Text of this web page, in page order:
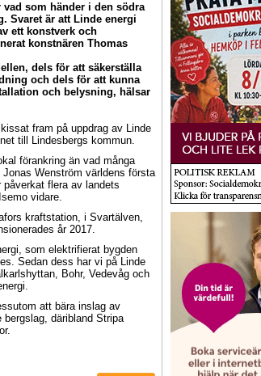
vad som händer i den södra
Svaret är att Linde energi
ett konstverk och
konstnären Thomas
dels för att säkerställa
och dels för att kunna
och belysning, hälsar
fram på uppdrag av Linde
till Lindesbergs kommun.
förankring än vad många
Wenström världens första
påverkat flera av landets
vidare.
kraftstation, i Svartälven,
år 2017.
som elektrifierat bygden
Sedan dess har vi på Linde
Bohr, Vedevåg och
att bära inslag av
däribland Stripa